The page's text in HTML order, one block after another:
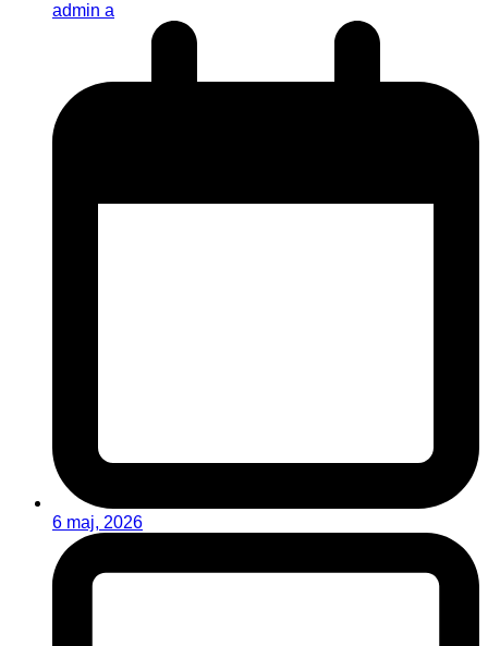
admin a
6 maj, 2026